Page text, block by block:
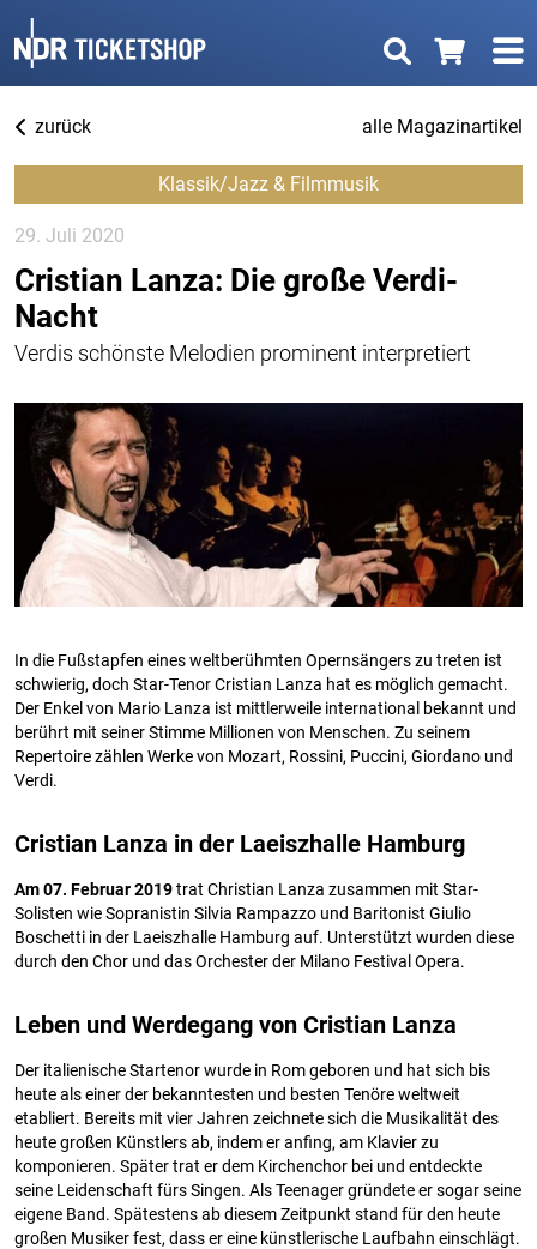
zurück alle Magazinartikel
29. Juli 2020
Klassik/Jazz & Filmmusik
Cristian Lanza: Die große Verdi-
Nacht
Verdis schönste Melodien prominent interpretiert
In die Fußstapfen eines weltberühmten Opernsängers zu treten ist
schwierig, doch Star-Tenor Cristian Lanza hat es möglich gemacht.
Der Enkel von Mario Lanza ist mittlerweile international bekannt und
berührt mit seiner Stimme Millionen von Menschen. Zu seinem
Repertoire zählen Werke von Mozart, Rossini, Puccini, Giordano und
Verdi.
Cristian Lanza in der Laeiszhalle Hamburg
Am 07. Februar 2019trat Christian Lanza zusammen mit Star-
Solisten wie Sopranistin Silvia Rampazzo und Baritonist Giulio
Boschetti in der Laeiszhalle Hamburg auf. Unterstützt wurden diese
durch den Chor und das Orchester der Milano Festival Opera.
Leben und Werdegang von Cristian Lanza
Der italienische Startenor wurde in Rom geboren und hat sich bis
heute als einer der bekanntesten und besten Tenöre weltweit
etabliert. Bereits mit vier Jahren zeichnete sich die Musikalität des
heute großen Künstlers ab, indem er anfing, am Klavier zu
komponieren. Später trat er dem Kirchenchor bei und entdeckte
seine Leidenschaft fürs Singen. Als Teenager gründete er sogar seine
eigene Band. Spätestens ab diesem Zeitpunkt stand für den heute
großen Musiker fest, dass er eine künstlerische Laufbahn einschlägt.